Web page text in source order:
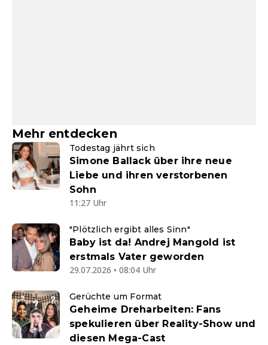
Mehr entdecken
Todestag jährt sich
Simone Ballack über ihre neue
Liebe und ihren verstorbenen
Sohn
11:27 Uhr
"Plötzlich ergibt alles Sinn"
Baby ist da! Andrej Mangold ist
erstmals Vater geworden
29.07.2026 • 08:04 Uhr
Gerüchte um Format
Geheime Dreharbeiten: Fans
spekulieren über Reality-Show und
diesen Mega-Cast